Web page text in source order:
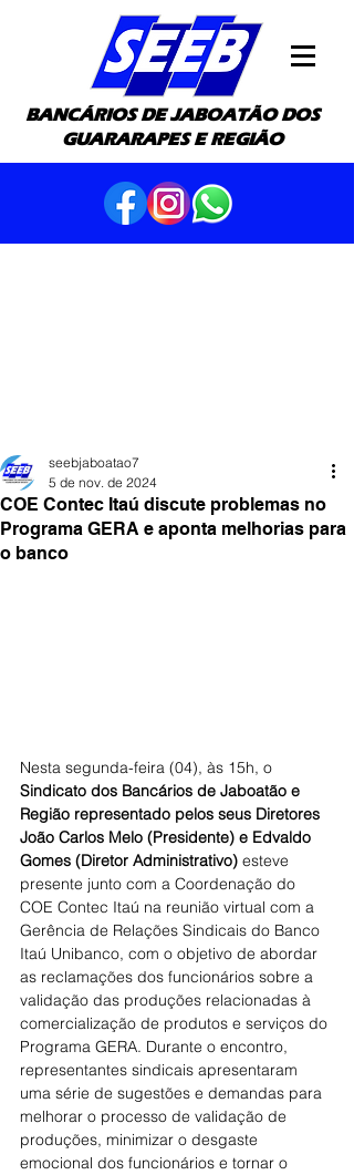
BANCÁRIOS DE JABOATÃO DOS
GUARARAPES E REGIÃO
COE Contec Itaú discute problemas no
Programa GERA e aponta melhorias para
o banco
seebjaboatao7
5 de nov. de 2024
Nesta segunda-feira (04), às 15h, o
Sindicato dos Bancários de Jaboatão e
Região representado pelos seus Diretores
João Carlos Melo (Presidente) e Edvaldo
Gomes (Diretor Administrativo) esteve
presente junto com a Coordenação do
COE Contec Itaú na reunião virtual com a
Gerência de Relações Sindicais do Banco
Itaú Unibanco, com o objetivo de abordar
as reclamações dos funcionários sobre a
validação das produções relacionadas à
comercialização de produtos e serviços do
Programa GERA. Durante o encontro,
representantes sindicais apresentaram
uma série de sugestões e demandas para
melhorar o processo de validação de
produções, minimizar o desgaste
emocional dos funcionários e tornar o